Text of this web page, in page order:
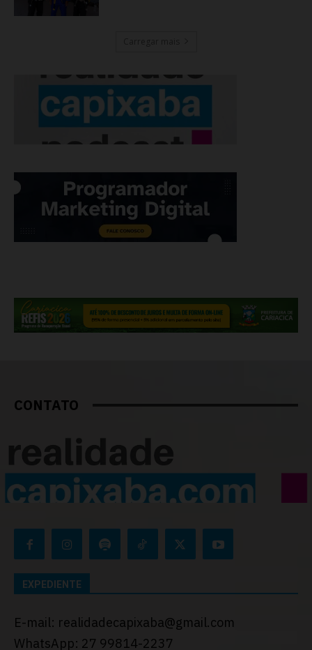
CONTATO
EXPEDIENTE
E-mail: realidadecapixaba@gmail.com
WhatsApp: 27 99814-2237